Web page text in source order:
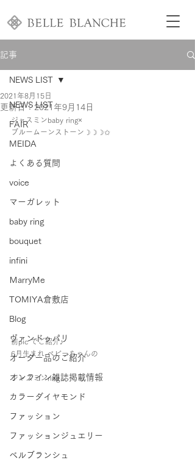
記事
NEWS LIST
FAIR
MEIDA
よくある質問
voice
マーガレット
baby ring
bouquet
infini
ＭarryMe
TOMIYA倉敷店
Blog
ヴァンドゥパリ
オーダー品のご紹介
オンライン雑誌掲載情報
カラーダイヤモンド
ファッション
ファッションジュエリー
ベルブランシュ
NEWS LIST
2021年8月15日
更新日： 2021年9月14日
ジャスミンbaby ring×
ブルームーンストーン☽☽☽✩
前pic でご紹介♪
6月生まれ ベビーちゃんの
ジャスミンring